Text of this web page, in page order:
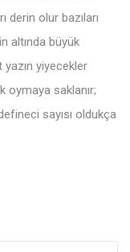
derin olur bazıları
altında büyük
yazın yiyecekler
oymaya saklanır;
sayısı oldukça